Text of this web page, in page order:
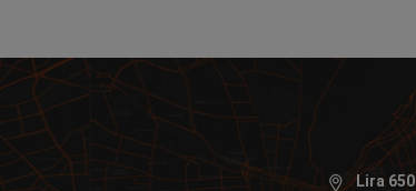
Lira 650